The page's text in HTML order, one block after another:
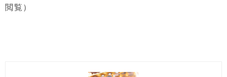
閲覧）